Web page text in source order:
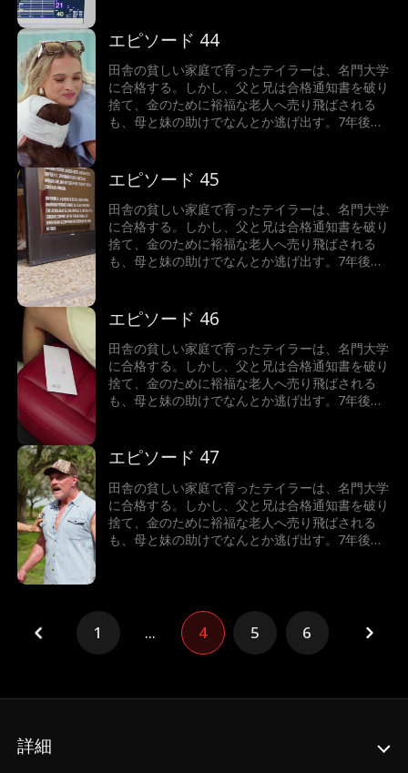
よって売り飛ばされた妹の姿だった。怒りに燃え
るテイラーは、正義の鉄槌を下すことができるの
か！
エピソード 44
田舎の貧しい家庭で育ったテイラーは、名門大学
に合格する。しかし、父と兄は合格通知書を破り
捨て、金のために裕福な老人へ売り飛ばされる
も、母と妹の助けでなんとか逃げ出す。7年後、
よって売り飛ばされた妹の姿だった。怒りに燃え
るテイラーは、正義の鉄槌を下すことができるの
か！
エピソード 45
田舎の貧しい家庭で育ったテイラーは、名門大学
に合格する。しかし、父と兄は合格通知書を破り
捨て、金のために裕福な老人へ売り飛ばされる
も、母と妹の助けでなんとか逃げ出す。7年後、
よって売り飛ばされた妹の姿だった。怒りに燃え
るテイラーは、正義の鉄槌を下すことができるの
か！
エピソード 46
田舎の貧しい家庭で育ったテイラーは、名門大学
に合格する。しかし、父と兄は合格通知書を破り
捨て、金のために裕福な老人へ売り飛ばされる
も、母と妹の助けでなんとか逃げ出す。7年後、
よって売り飛ばされた妹の姿だった。怒りに燃え
るテイラーは、正義の鉄槌を下すことができるの
か！
エピソード 47
田舎の貧しい家庭で育ったテイラーは、名門大学
に合格する。しかし、父と兄は合格通知書を破り
捨て、金のために裕福な老人へ売り飛ばされる
も、母と妹の助けでなんとか逃げ出す。7年後、
るテイラーは、正義の鉄槌を下すことができるの
か！
1 ... 4 5 6
詳細